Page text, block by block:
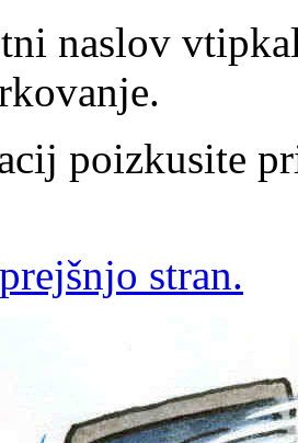
naslov
poizkusite
prejšnjo stran.